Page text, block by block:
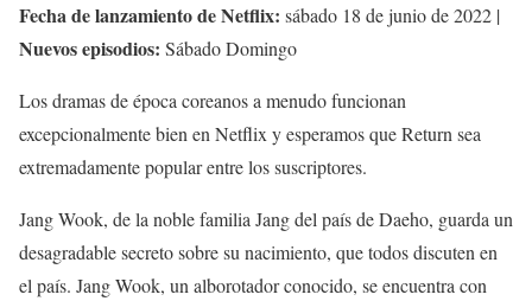
Fecha de lanzamiento de Netflix: sábado 18 de junio de 2022 |
Nuevos episodios: Sábado Domingo
Los dramas de época coreanos a menudo funcionan
excepcionalmente bien en Netflix y esperamos que Return sea
extremadamente popular entre los suscriptores.
Jang Wook, de la noble familia Jang del país de Daeho, guarda un
desagradable secreto sobre su nacimiento, que todos discuten en
el país. Jang Wook, un alborotador conocido, se encuentra con